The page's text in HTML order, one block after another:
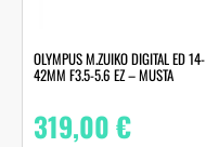
OLYMPUS M.ZUIKO DIGITAL ED 14-
42MM F3.5-5.6 EZ – MUSTA
319,00€